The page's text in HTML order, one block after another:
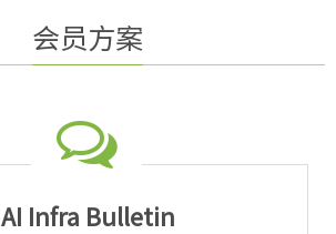
会员方案
AI Infra Bulletin